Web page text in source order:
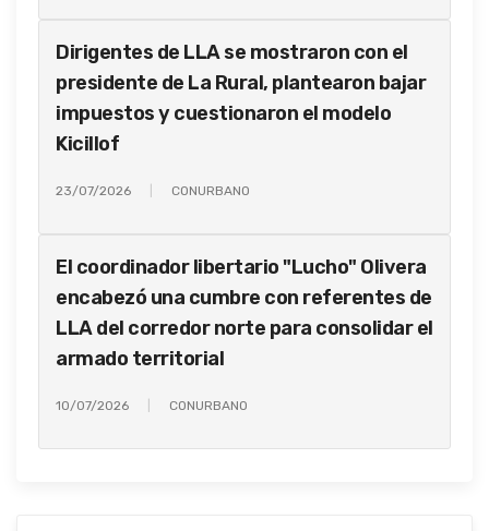
Dirigentes de LLA se mostraron con el
presidente de La Rural, plantearon bajar
impuestos y cuestionaron el modelo
Kicillof
23/07/2026 CONURBANO
El coordinador libertario "Lucho" Olivera
encabezó una cumbre con referentes de
LLA del corredor norte para consolidar el
armado territorial
10/07/2026 CONURBANO